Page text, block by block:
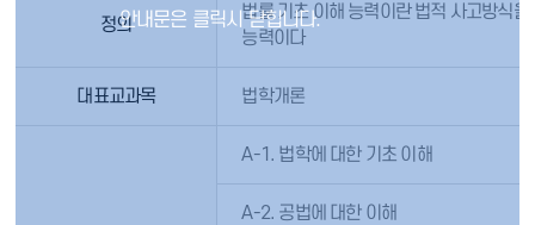
정의
법률 기초 이해 능력이란 법적 사고방식
능력이다
대표교과목 법학개론
A-1. 법학에 대한 기초 이해
A-2. 공법에 대한 이해